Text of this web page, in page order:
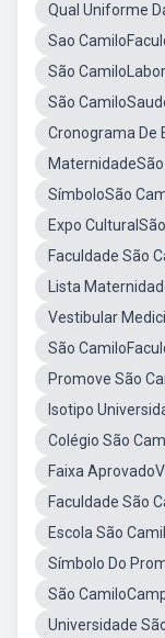
Qual Uniforme
Sao
São
São
Cronograma De
SímboloSão
Expo
Faculdade São
Lista
Vestibular
São
Promove São
Isotipo
Colégio São
Faixa
Faculdade São
Escola São
Símbolo Do
São
Universidade